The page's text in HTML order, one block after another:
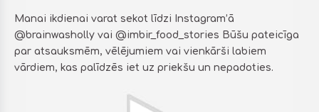
Manai ikdienai varat sekot līdzi Instagram’ā
@brainwasholly vai @imbir_food_stories Būšu pateicīga
par atsauksmēm, vēlējumiem vai vienkārši labiem
vārdiem, kas palīdzēs iet uz priekšu un nepadoties.